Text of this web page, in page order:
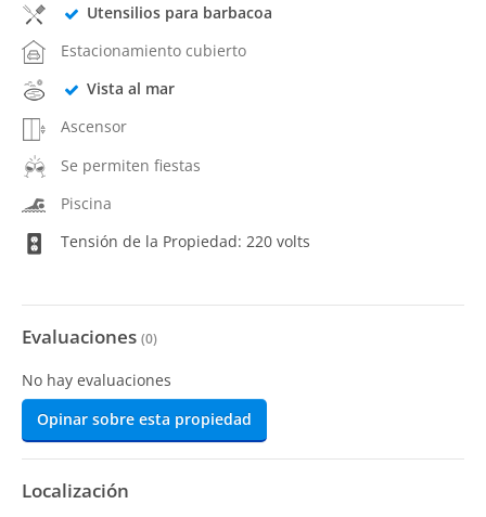
Utensilios para barbacoa
Estacionamiento cubierto
Vista al mar
Ascensor
Se permiten fiestas
Piscina
Tensión de la Propiedad: 220 volts
Evaluaciones (0)
No hay evaluaciones
Opinar sobre esta propiedad
Localización